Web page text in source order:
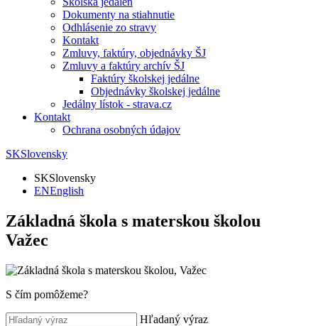
Dokumenty na stiahnutie
Odhlásenie zo stravy
Kontakt
Zmluvy, faktúry, objednávky ŠJ
Zmluvy a faktúry archív ŠJ
Faktúry školskej jedálne
Objednávky školskej jedálne
Jedálny lístok - strava.cz
Kontakt
Ochrana osobných údajov
SKSlovensky
SKSlovensky
ENEnglish
Základná škola s materskou školou
Važec
S čím pomôžeme?
Hľadaný výraz